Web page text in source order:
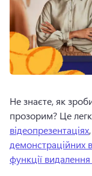
Не знаєте, як
прозорим? Це
відеопрезентаціях
демонстраційних
функції